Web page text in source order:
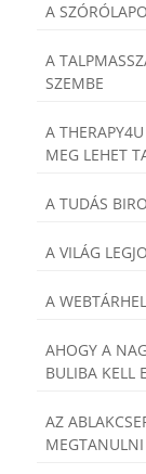
A
A
SZEMBE
A
MEG LEHET
A TUDÁS
A VILÁG
A
AHOGY A
BULIBA KELL
AZ
MEGTANULNI